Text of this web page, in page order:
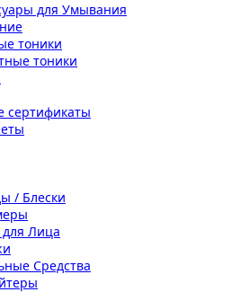
для Умывания
тоники
тоники
сертификаты
/ Блески
Лица
Средства